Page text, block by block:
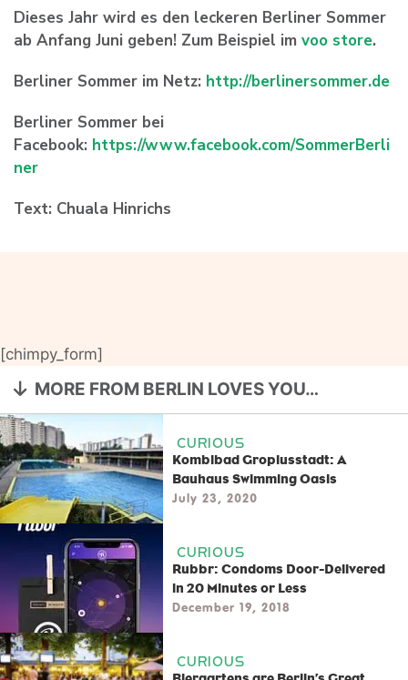
Dieses Jahr wird es den leckeren Berliner Sommer
ab Anfang Juni geben! Zum Beispiel im voo store.
Berliner Sommer im Netz: http://berlinersommer.de
Berliner Sommer bei
Facebook: https://www.facebook.com/SommerBerli
ner
Text: Chuala Hinrichs
[chimpy_form]
MORE FROM BERLIN LOVES YOU…
CURIOUS
Kombibad Gropiusstadt: A
Bauhaus Swimming Oasis
July 23, 2020
CURIOUS
Rubbr: Condoms Door-Delivered
in 20 Minutes or Less
December 19, 2018
CURIOUS